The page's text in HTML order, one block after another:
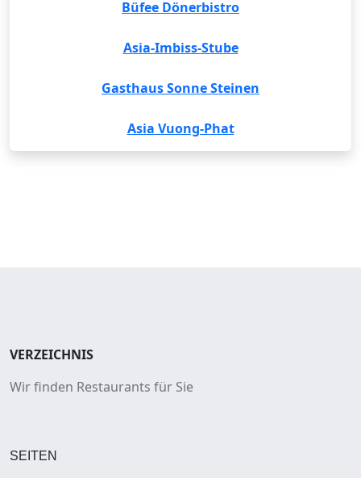
Büfee Dönerbistro
Asia-Imbiss-Stube
Gasthaus Sonne Steinen
Asia Vuong-Phat
VERZEICHNIS
Wir finden Restaurants für Sie
SEITEN